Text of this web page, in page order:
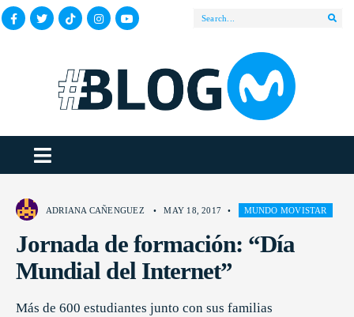
ADRIANA CAÑENGUEZ • MAY 18, 2017 • MUNDO MOVISTAR
Jornada de formación: “Día
Mundial del Internet”
Más de 600 estudiantes junto con sus familias